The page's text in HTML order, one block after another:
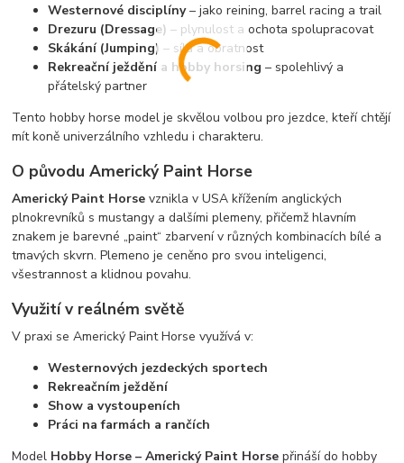
Westernové disciplíny– jako reining, barrel racing a trail
Drezuru (Dressage) – plynulost a ochota spolupracovat
Skákání (Jumping) – síla a obratnost
Rekreační ježdění a hobby horsing – spolehlivý a
přátelský partner
Tento hobby horse model je skvělou volbou pro jezdce, kteří chtějí
mít koně univerzálního vzhledu i charakteru.
O původu Americký Paint Horse
Americký Paint Horse vznikla v USA křížením anglických
plnokrevníků s mustangy a dalšími plemeny, přičemž hlavním
znakem je barevné „paint“ zbarvení v různých kombinacích bílé a
tmavých skvrn. Plemeno je ceněno pro svou inteligenci,
všestrannost a klidnou povahu.
Využití v reálném světě
V praxi se Americký Paint Horse využívá v:
Westernových jezdeckých sportech
Rekreačním ježdění
Show a vystoupeních
Práci na farmách a rančích
Model Hobby Horse – Americký Paint Horse přináší do hobby